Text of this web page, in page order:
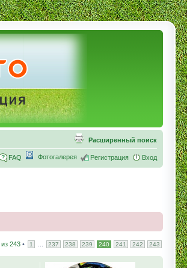
Расширенный поиск
FAQ Фотогалерея Регистрация Вход
из 243 • 1 237 238 239 240 241 242 243